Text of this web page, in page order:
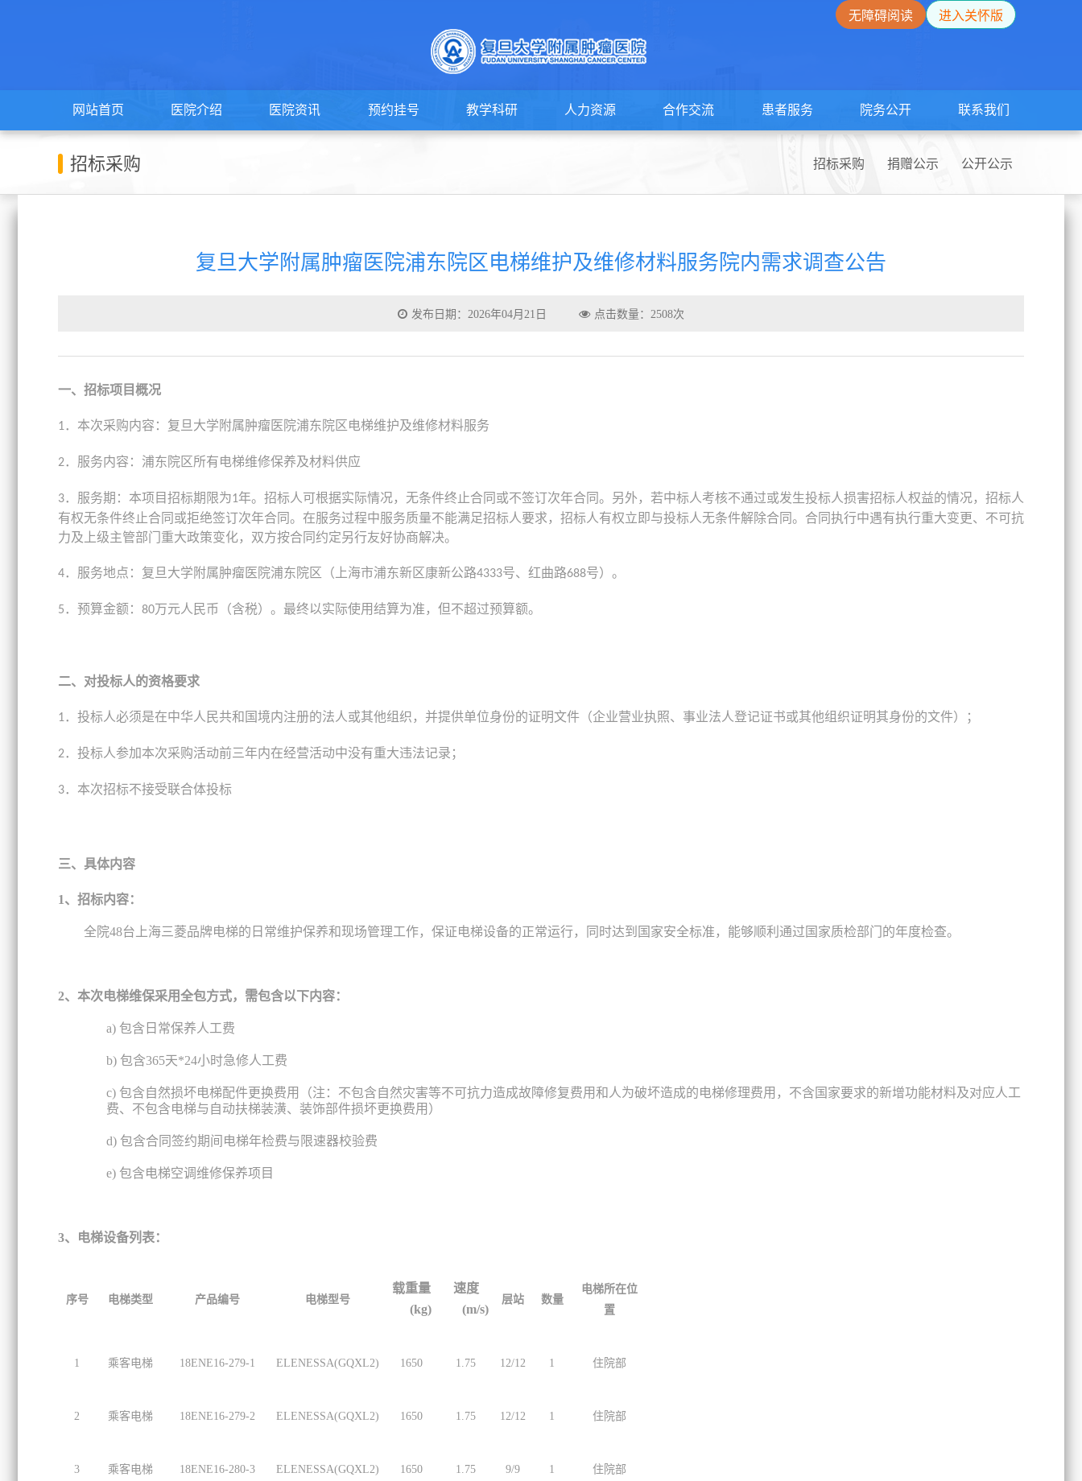
无障碍阅读 进入关怀版
网站首页 医院介绍 医院资讯 预约挂号 教学科研 人力资源 合作交流 患者服务 院务公开 联系我们
招标采购 招标采购 捐赠公示 公开公示
复旦大学附属肿瘤医院浦东院区电梯维护及维修材料服务院内需求调查公告
发布日期：2026年04月21日 点击数量：2508次
一、招标项目概况
1．本次采购内容：复旦大学附属肿瘤医院浦东院区电梯维护及维修材料服务
2．服务内容：浦东院区所有电梯维修保养及材料供应
3．服务期：本项目招标期限为1年。招标人可根据实际情况，无条件终止合同或不签订次年合同。另外，若中标人考核不通过或发生投标人损害招标人权益的情况，招标人
有权无条件终止合同或拒绝签订次年合同。在服务过程中服务质量不能满足招标人要求，招标人有权立即与投标人无条件解除合同。合同执行中遇有执行重大变更、不可抗
力及上级主管部门重大政策变化，双方按合同约定另行友好协商解决。
4．服务地点：复旦大学附属肿瘤医院浦东院区（上海市浦东新区康新公路4333号、红曲路688号）。
5 ．预算金额： 80万元人民币（含税）。最终以实际使用结算为准，但不超过预算额。
二、对投标人的资格要求
1．投标人必须是在中华人民共和国境内注册的法人或其他组织，并提供单位身份的证明文件（企业营业执照、事业法人登记证书或其他组织证明其身份的文件）；
2．投标人参加本次采购活动前三年内在经营活动中没有重大违法记录；
3．本次招标不接受联合体投标
三、具体内容
1、招标内容：
全院48台上海三菱品牌电梯的日常维护保养和现场管理工作，保证电梯设备的正常运行，同时达到国家安全标准，能够顺利通过国家质检部门的年度检查。
2、本次电梯维保采用全包方式，需包含以下内容：
a) 包含日常保养人工费
b) 包含365天*24小时急修人工费
c) 包含自然损坏电梯配件更换费用（注：不包含自然灾害等不可抗力造成故障修复费用和人为破坏造成的电梯修理费用，不含国家要求的新增功能材料及对应人工
费、不包含电梯与自动扶梯装潢、装饰部件损坏更换费用）
d) 包含合同签约期间电梯年检费与限速器校验费
e) 包含电梯空调维修保养项目
3、电梯设备列表：
序号 电梯类型 产品编号 电梯型号
载重量
(kg)
速度
(m/s)
层站 数量
电梯所在位
置
1 乘客电梯 18ENE16-279-1 ELENESSA(GQXL2) 1650 1.75 12/12 1 住院部
2 乘客电梯 18ENE16-279-2 ELENESSA(GQXL2) 1650 1.75 12/12 1 住院部
3 乘客电梯 18ENE16-280-3 ELENESSA(GQXL2) 1650 1.75 9/9 1 住院部